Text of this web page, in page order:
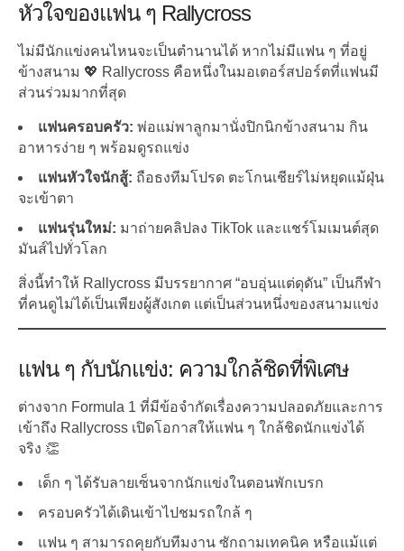
หัวใจของแฟน ๆ Rallycross
ไม่มีนักแข่งคนไหนจะเป็นตำนานได้ หากไม่มีแฟน ๆ ที่อยู่
ข้างสนาม 💖 Rallycross คือหนึ่งในมอเตอร์สปอร์ตที่แฟนมี
ส่วนร่วมมากที่สุด
แฟนครอบครัว: พ่อแม่พาลูกมานั่งปิกนิกข้างสนาม กิน
อาหารง่าย ๆ พร้อมดูรถแข่ง
แฟนหัวใจนักสู้: ถือธงทีมโปรด ตะโกนเชียร์ไม่หยุดแม้ฝุ่น
จะเข้าตา
แฟนรุ่นใหม่: มาถ่ายคลิปลง TikTok และแชร์โมเมนต์สุด
มันส์ไปทั่วโลก
สิ่งนี้ทำให้ Rallycross มีบรรยากาศ “อบอุ่นแต่ดุดัน” เป็นกีฬา
ที่คนดูไม่ได้เป็นเพียงผู้สังเกต แต่เป็นส่วนหนึ่งของสนามแข่ง
แฟน ๆ กับนักแข่ง: ความใกล้ชิดที่พิเศษ
ต่างจาก Formula 1 ที่มีข้อจำกัดเรื่องความปลอดภัยและการ
เข้าถึง Rallycross เปิดโอกาสให้แฟน ๆ ใกล้ชิดนักแข่งได้
จริง 👏
เด็ก ๆ ได้รับลายเซ็นจากนักแข่งในตอนพักเบรก
ครอบครัวได้เดินเข้าไปชมรถใกล้ ๆ
แฟน ๆ สามารถคุยกับทีมงาน ซักถามเทคนิค หรือแม้แต่